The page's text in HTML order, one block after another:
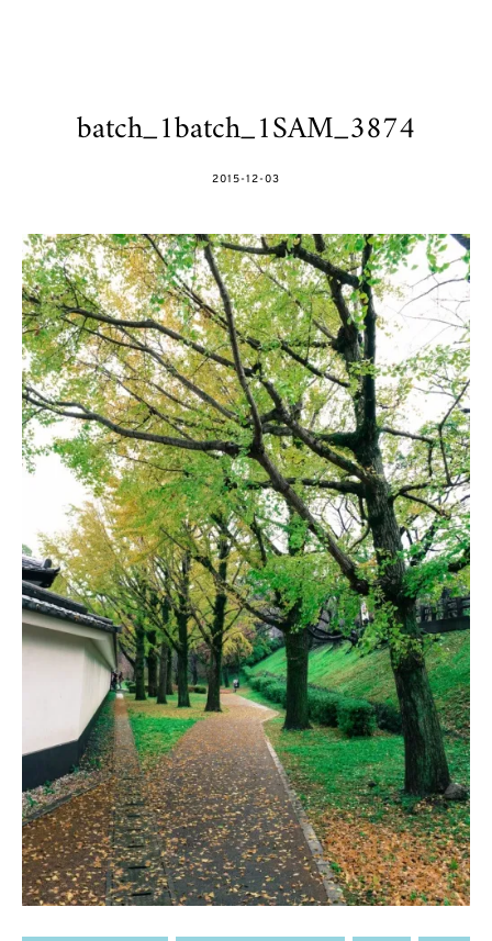
batch_1batch_1SAM_3874
POSTED
2015-12-03